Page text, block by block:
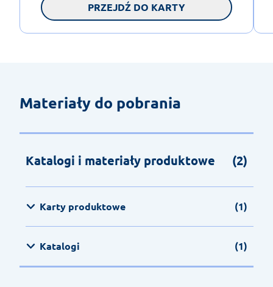
PRZEJDŹ DO KARTY
Materiały do pobrania
Katalogi i materiały produktowe (2)
Karty produktowe (1)
Katalogi (1)